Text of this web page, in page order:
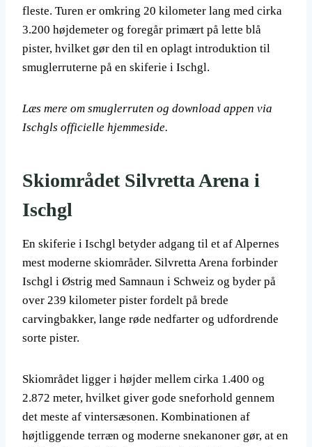
fleste. Turen er omkring 20 kilometer lang med cirka
3.200 højdemeter og foregår primært på lette blå
pister, hvilket gør den til en oplagt introduktion til
smuglerruterne på en skiferie i Ischgl.
Læs mere om smuglerruten og download appen via
Ischgls officielle hjemmeside.
Skiområdet Silvretta Arena i
Ischgl
En skiferie i Ischgl betyder adgang til et af Alpernes
mest moderne skiområder. Silvretta Arena forbinder
Ischgl i Østrig med Samnaun i Schweiz og byder på
over 239 kilometer pister fordelt på brede
carvingbakker, lange røde nedfarter og udfordrende
sorte pister.
Skiområdet ligger i højder mellem cirka 1.400 og
2.872 meter, hvilket giver gode sneforhold gennem
det meste af vintersæsonen. Kombinationen af
højtliggende terræn og moderne snekanoner gør, at en